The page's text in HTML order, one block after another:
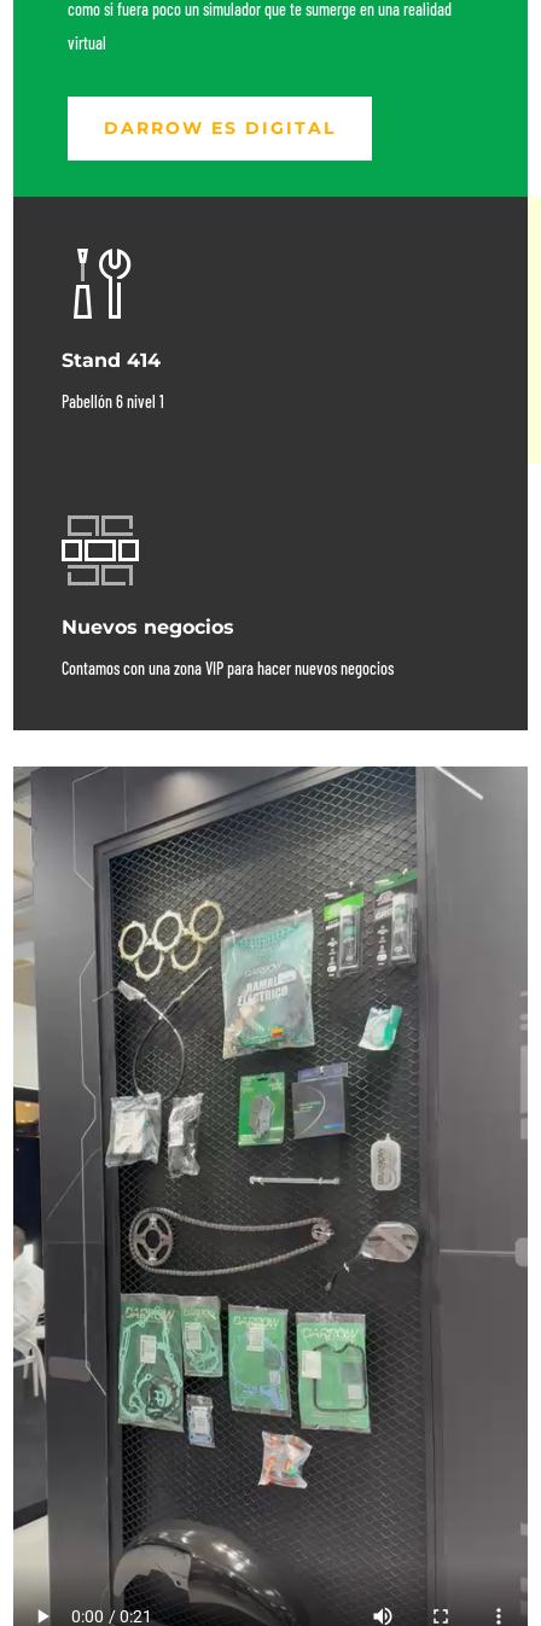
como si fuera poco un simulador que te sumerge en una realidad
virtual
DARROW ES DIGITAL
Stand 414
Pabellón 6 nivel 1
Nuevos negocios
Contamos con una zona VIP para hacer nuevos negocios